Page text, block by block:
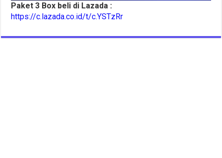
Paket 3 Box beli di Lazada :
https://c.lazada.co.id/t/c.YSTzRr